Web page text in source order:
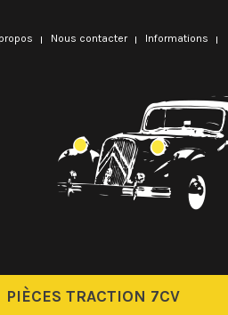
PIÈCES TRACTION 7CV
Nous contacter Informations